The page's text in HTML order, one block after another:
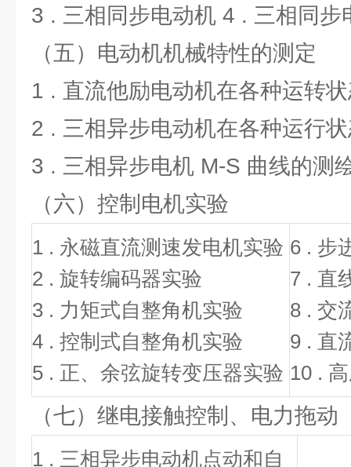
3 . 三相同步电动机 4 . 三相同
（五）电动机机械特性的测定
1 . 直流他励电动机在各种运转
2 . 三相异步电动机在各种运行
3 . 三相异步电机 M-S 曲线的测
（六）控制电机实验
1 . 永磁直流测速发电机实验
2 . 旋转编码器实验
3 . 力矩式自整角机实验
4 . 控制式自整角机实验
5 . 正、余弦旋转变压器实验
6 . 步
7 . 直
8 . 交
9 . 直
10 .
（七）继电接触控制、电力拖
1 . 三相异步电动机点动和自